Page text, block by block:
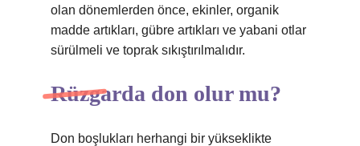
olan dönemlerden önce, ekinler, organik
madde artıkları, gübre artıkları ve yabani otlar
sürülmeli ve toprak sıkıştırılmalıdır.
Rüzgarda don olur mu?
Don boşlukları herhangi bir yükseklikte